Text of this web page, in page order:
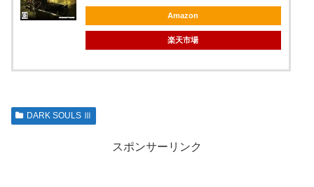
Amazon
楽天市場
DARK SOULS Ⅲ
スポンサーリンク